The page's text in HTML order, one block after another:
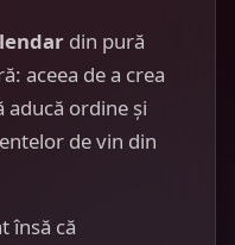
din pură
aceea de a crea
aducă ordine și
de vin din
însă că